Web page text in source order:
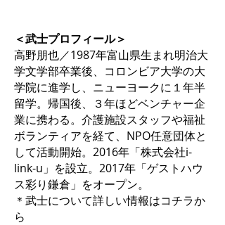
＜武士プロフィール＞
高野朋也／1987年富山県生まれ明治大
学文学部卒業後、コロンビア大学の大
学院に進学し、ニューヨークに１年半
留学。帰国後、３年ほどベンチャー企
業に携わる。介護施設スタッフや福祉
ボランティアを経て、NPO任意団体と
して活動開始。2016年「株式会社i-
link-u」を設立。2017年「ゲストハウ
ス彩り鎌倉」をオープン。
＊武士について詳しい情報はコチラか
ら